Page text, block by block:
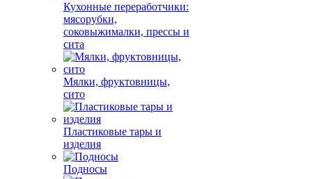
Кухонные переработчики:
мясорубки,
соковыжималки, прессы и
сита
Мялки, фруктовницы,
сито
Пластиковые тары и
изделия
Подносы